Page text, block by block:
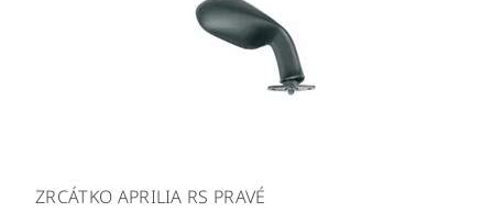
ZRCÁTKO APRILIA RS PRAVÉ